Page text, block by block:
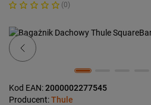
(0)
Previous
Kod EAN:2000002277545
Producent:Thule